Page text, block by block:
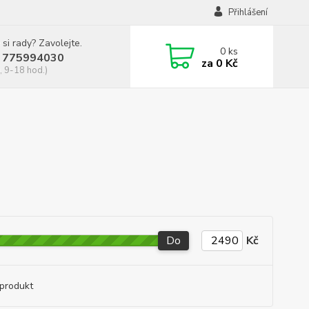
Přihlášení
rady? Zavolejte.
9-18 hod.)
0ks
za 0 Kč
Do Kč